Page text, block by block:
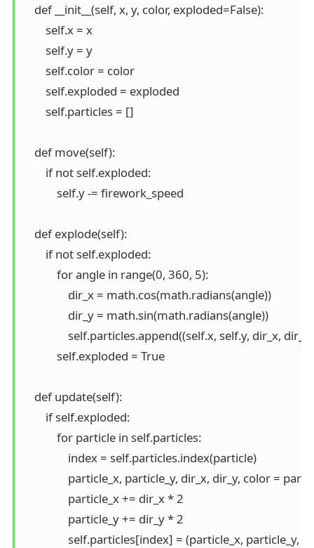
    def __init__(self, x, y, color, exploded=False):
        self.x = x
        self.y = y
        self.color = color
        self.exploded = exploded
        self.particles = []
    def move(self):
        if not self.exploded:
            self.y -= firework_speed
    def explode(self):
        if not self.exploded:
            for angle in range(0, 360, 5):
                dir_x = math.cos(math.radians(angle))
                dir_y = math.sin(math.radians(angle))
self.particles.append((self.x, self.y, dir_x,
            self.exploded = True
    def update(self):
        if self.exploded:
            for particle in self.particles:
                index = self.particles.index(particle)
particle_x, particle_y, dir_x, dir_y, color =
                particle_x += dir_x * 2
                particle_y += dir_y * 2
self.particles[index] = (particle_x, particle_y,